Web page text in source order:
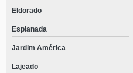
Eldorado
Esplanada
Jardim América
Lajeado